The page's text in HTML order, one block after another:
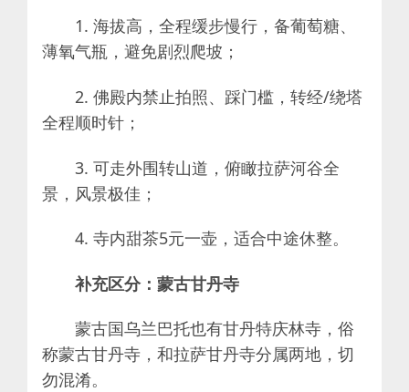
1. 海拔高，全程缓步慢行，备葡萄糖、
薄氧气瓶，避免剧烈爬坡；
2. 佛殿内禁止拍照、踩门槛，转经/绕塔
全程顺时针；
3. 可走外围转山道，俯瞰拉萨河谷全
景，风景极佳；
4. 寺内甜茶5元一壶，适合中途休整。
补充区分：蒙古甘丹寺
蒙古国乌兰巴托也有甘丹特庆林寺，俗
称蒙古甘丹寺，和拉萨甘丹寺分属两地，切
勿混淆。